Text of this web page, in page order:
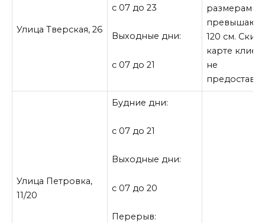
Улица Тверская, 26
с 07 до 23
Выходные дни:
с 07 до 21
размерами,
120 см.
карте
не
Улица Петровка,
11/20
Будние дни:
с 07 до 21
Выходные дни:
с 07 до 20
Перерыв: